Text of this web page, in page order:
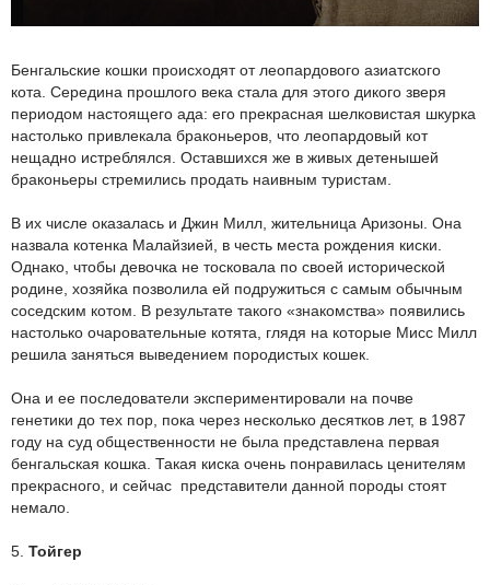
Бенгальские кошки происходят от леопардового азиатского
кота. Середина прошлого века стала для этого дикого зверя
периодом настоящего ада: его прекрасная шелковистая шкурка
настолько привлекала браконьеров, что леопардовый кот
нещадно истреблялся. Оставшихся же в живых детенышей
браконьеры стремились продать наивным туристам.
В их числе оказалась и Джин Милл, жительница Аризоны. Она
назвала котенка Малайзией, в честь места рождения киски.
Однако, чтобы девочка не тосковала по своей исторической
родине, хозяйка позволила ей подружиться с самым обычным
соседским котом. В результате такого «знакомства» появились
настолько очаровательные котята, глядя на которые Мисс Милл
решила заняться выведением породистых кошек.
Она и ее последователи экспериментировали на почве
генетики до тех пор, пока через несколько десятков лет, в 1987
году на суд общественности не была представлена первая
бенгальская кошка. Такая киска очень понравилась ценителям
прекрасного, и сейчас представители данной породы стоят
немало.
5. Тойгер